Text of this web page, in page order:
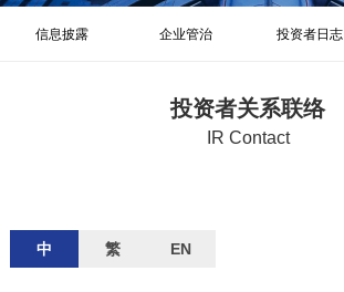
信息披露 企业管治 投资者日志
投资者关系联络
IR Contact
中 繁 EN